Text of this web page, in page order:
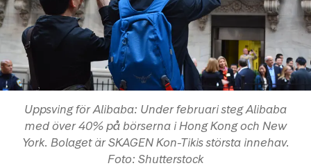
Uppsving för Alibaba: Under februari steg Alibaba
med över 40% på börserna i Hong Kong och New
York. Bolaget är SKAGEN Kon-Tikis största innehav.
Foto: Shutterstock